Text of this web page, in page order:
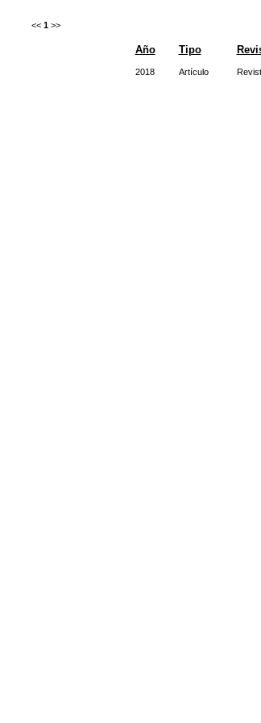
<< 1 >>
Año Tipo
2018 Artículo